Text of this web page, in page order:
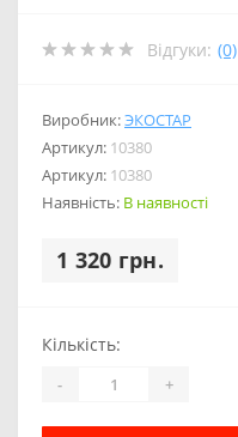
Відгуки: (0)
Виробник:ЭКОСТАР
Артикул: 10380
Артикул: 10380
Наявність: В наявності
1 320 грн.
Кількість:
- +